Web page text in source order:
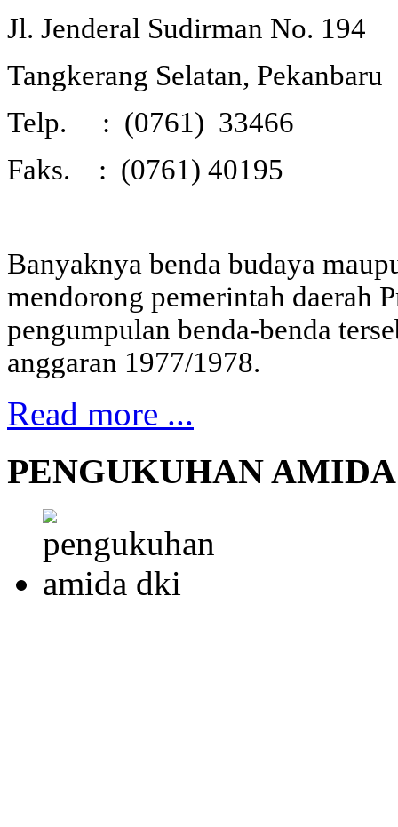
Jl. Jenderal Sudirman No. 194
Tangkerang Selatan, Pekanbaru
Telp. : (0761) 33466
Faks. : (0761) 40195
Banyaknya benda budaya
mendorong pemerintah daerah
pengumpulan benda-benda
anggaran 1977/1978.
Read more ...
PENGUKUHAN